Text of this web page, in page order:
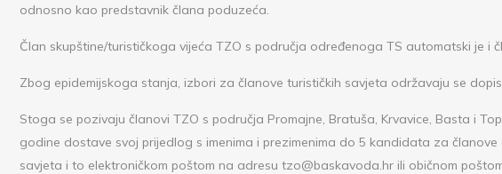
odnosno kao predstavnik člana poduzeća.
Član skupštine/turističkoga vijeća TZO s područja određenoga TS automatski je i
Zbog epidemijskoga stanja, izbori za članove turističkih savjeta održavaju se
Stoga se pozivaju članovi TZO s područja Promajne, Bratuša, Krvavice, Basta i
godine dostave svoj prijedlog s imenima i prezimenima do 5 kandidata za
savjeta i to elektroničkom poštom na adresu tzo@baskavoda.hr ili običnom